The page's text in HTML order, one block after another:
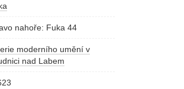
nahoře: Fuka 44
moderního umění v
nad Labem